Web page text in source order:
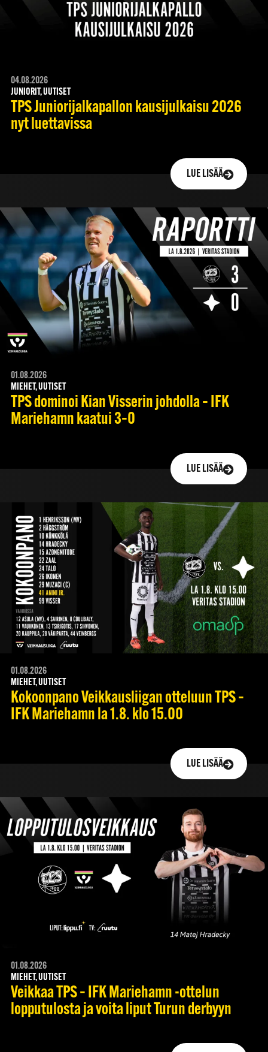
04.08.2026
JUNIORIT, UUTISET
TPS Juniorijalkapallon kausijulkaisu 2026
nyt luettavissa
LUE LISÄÄ
01.08.2026
MIEHET, UUTISET
TPS dominoi Kian Visserin johdolla – IFK
Mariehamn kaatui 3–0
LUE LISÄÄ
01.08.2026
MIEHET, UUTISET
Kokoonpano Veikkausliigan otteluun TPS –
IFK Mariehamn la 1.8. klo 15.00
LUE LISÄÄ
01.08.2026
MIEHET, UUTISET
Veikkaa TPS – IFK Mariehamn -ottelun
lopputulosta ja voita liput Turun derbyyn